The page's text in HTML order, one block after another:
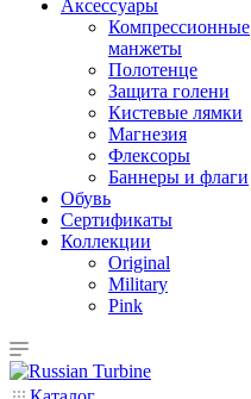
Аксессуары
Компрессионные
манжеты
Полотенце
Защита голени
Кистевые лямки
Магнезия
Флексоры
Баннеры и флаги
Обувь
Сертификаты
Коллекции
Original
Military
Pink